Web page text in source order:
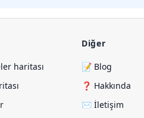
haritası
Diğer
📝 Blog
❓ Hakkında
✉️ İletişim